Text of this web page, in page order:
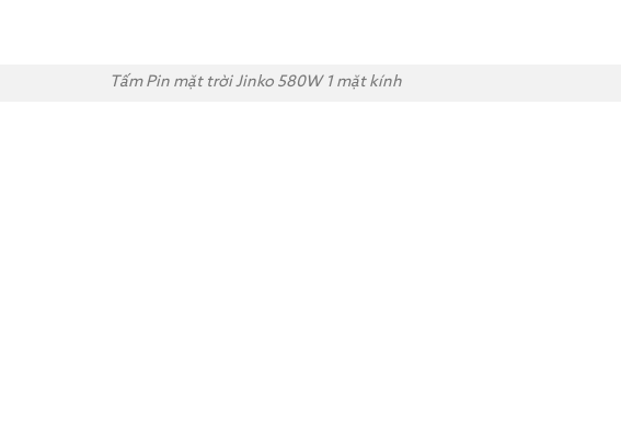
Tấm Pin mặt trời Jinko 580W 1 mặt kính